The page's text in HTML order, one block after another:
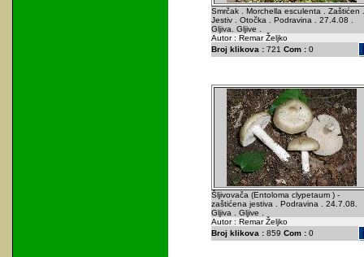
Smrčak . Morchella esculenta . Zaštićen .
Jestiv . Otočka . Podravina . 27.4.08 .
Gljiva. Gljive .
Autor : Remar Željko
Broj klikova :721 Com :0
Šljivovača (Entoloma clypetaum ) -
zaštićena jestiva . Podravina . 24.7.08.
Gljiva . Gljive .
Autor : Remar Željko
Broj klikova :859 Com :0